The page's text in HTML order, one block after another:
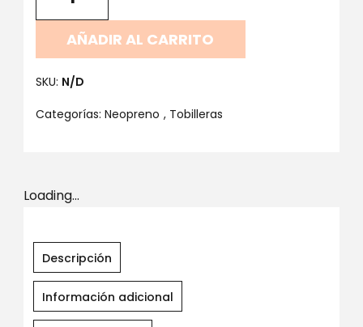
AÑADIR AL CARRITO
SKU: N/D
Categorías: Neopreno , Tobilleras
Loading...
Descripción
Información adicional